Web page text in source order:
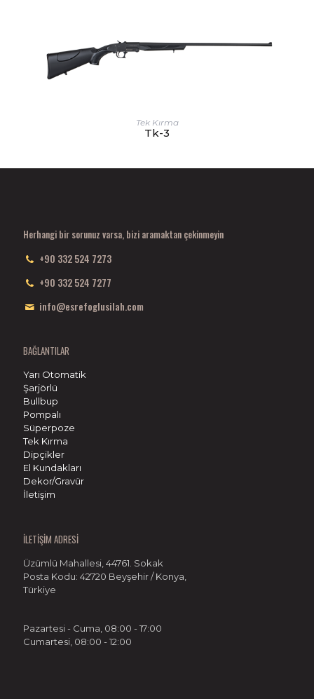
Tek Kırma
Tk-3
Herhangi bir sorunuz varsa, bizi aramaktan çekinmeyin
+90 332 524 7273
+90 332 524 7277
info@esrefoglusilah.com
BAĞLANTILAR
Yarı Otomatik
Şarjörlü
Bullbup
Pompalı
Süperpoze
Tek Kırma
Dipçikler
El Kundakları
Dekor/Gravür
İletişim
İLETİŞİM ADRESİ
Üzümlü Mahallesi, 44761. Sokak
Posta Kodu: 42720 Beyşehir / Konya,
Türkiye
Pazartesi - Cuma, 08:00 - 17:00
Cumartesi, 08:00 - 12:00